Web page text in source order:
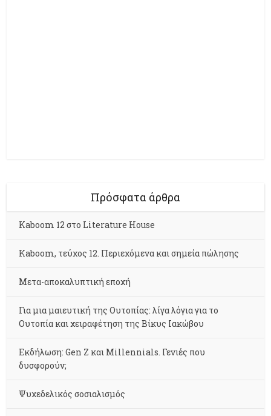
Πρόσφατα άρθρα
Kaboom 12 στο Literature House
Kaboom, τεύχος 12. Περιεχόμενα και σημεία πώλησης
Μετα-αποκαλυπτική εποχή
Για μια μαιευτική της Ουτοπίας: λίγα λόγια για το
Ουτοπία και χειραφέτηση της Βίκυς Ιακώβου
Εκδήλωση: Gen Z και Millennials. Γενιές που
δυσφορούν;
Ψυχεδελικός σοσιαλισμός